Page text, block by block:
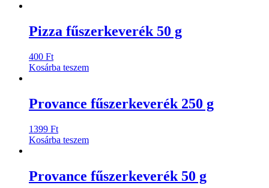
Pizza fűszerkeverék 50 g
400 Ft
Kosárba teszem
Provance fűszerkeverék 250 g
1399 Ft
Kosárba teszem
Provance fűszerkeverék 50 g